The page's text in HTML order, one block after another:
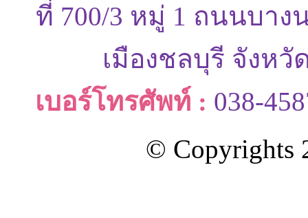
ที่ 700/3 หมู่ 1 ถนนบาง
เมืองชลบุรี จังห
เบอร์โทรศัพท์ : 038-
© Copyrights